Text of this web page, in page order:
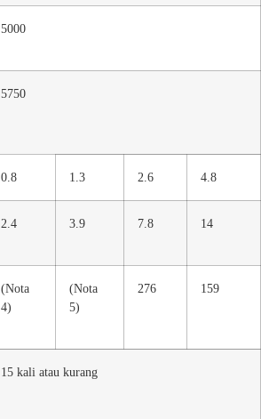
5000
5750
0.8 1.3 2.6 4.8
2.4 3.9 7.8 14
(Nota
4)
(Nota
5)
276 159
15 kali atau kurang